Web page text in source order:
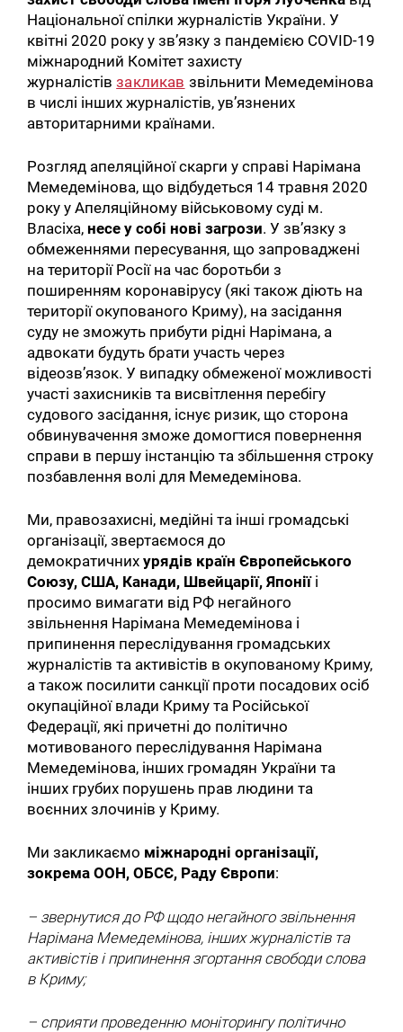
Національної спілки журналістів України. У
квітні 2020 року у зв’язку з пандемією COVID-19
міжнародний Комітет захисту
журналістівзакликав звільнити Мемедемінова
в числі інших журналістів, ув’язнених
авторитарними країнами.
Розгляд апеляційної скарги у справі Нарімана
Мемедемінова, що відбудеться 14 травня 2020
року у Апеляційному військовому суді м.
Власіха, несе у собі нові загрози. У зв’язку з
обмеженнями пересування, що запроваджені
на території Росії на час боротьби з
поширенням коронавірусу (які також діють на
території окупованого Криму), на засідання
суду не зможуть прибути рідні Нарімана, а
адвокати будуть брати участь через
відеозв’язок. У випадку обмеженої можливості
участі захисників та висвітлення перебігу
судового засідання, існує ризик, що сторона
обвинувачення зможе домогтися повернення
справи в першу інстанцію та збільшення строку
позбавлення волі для Мемедемінова.
Ми, правозахисні, медійні та інші громадські
організації, звертаємося до
демократичних урядів країн Європейського
Союзу, США, Канади, Швейцарії, Японіїі
просимо вимагати від РФ негайного
звільнення Нарімана Мемедемінова і
припинення переслідування громадських
журналістів та активістів в окупованому Криму,
а також посилити санкції проти посадових осіб
окупаційної влади Криму та Російської
Федерації, які причетні до політично
мотивованого переслідування Нарімана
Мемедемінова, інших громадян України та
інших грубих порушень прав людини та
воєнних злочинів у Криму.
Ми закликаємо міжнародні організації,
зокрема ООН, ОБСЄ, Раду Європи:
– звернутися до РФ щодо негайного звільнення
Нарімана Мемедемінова, інших журналістів та
активістів і припинення згортання свободи слова
в Криму;
– сприяти проведенню моніторингу політично